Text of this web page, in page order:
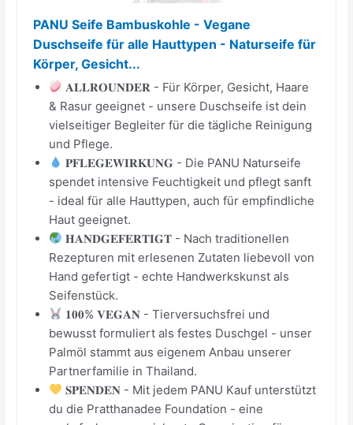
PANU Seife Bambuskohle - Vegane
Duschseife für alle Hauttypen - Naturseife für
Körper, Gesicht...
𝐀𝐋𝐋𝐑𝐎𝐔𝐍𝐃𝐄𝐑 - Für Körper, Gesicht, Haare
& Rasur geeignet - unsere Duschseife ist dein
vielseitiger Begleiter für die tägliche Reinigung
und Pflege.
𝐏𝐅𝐋𝐄𝐆𝐄𝐖𝐈𝐑𝐊𝐔𝐍𝐆 - Die PANU Naturseife
spendet intensive Feuchtigkeit und pflegt sanft
- ideal für alle Hauttypen, auch für empfindliche
Haut geeignet.
𝐇𝐀𝐍𝐃𝐆𝐄𝐅𝐄𝐑𝐓𝐈𝐆𝐓 - Nach traditionellen
Rezepturen mit erlesenen Zutaten liebevoll von
Hand gefertigt - echte Handwerkskunst als
Seifenstück.
𝟏𝟎𝟎% 𝐕𝐄𝐆𝐀𝐍 - Tierversuchsfrei und
bewusst formuliert als festes Duschgel - unser
Palmöl stammt aus eigenem Anbau unserer
Partnerfamilie in Thailand.
𝐒𝐏𝐄𝐍𝐃𝐄𝐍 - Mit jedem PANU Kauf unterstützt
du die Pratthanadee Foundation - eine